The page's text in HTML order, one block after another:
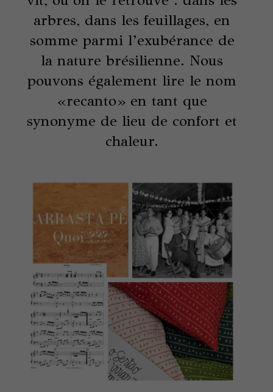
arbres, dans les feuillages, en
somme parmi l’exubérance de
la nature brésilienne. Nous
pouvons également lire le nom
«recanto» en tant que
synonyme de lieu de confort et
chaleur.